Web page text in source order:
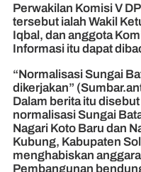
Perwakilan Komisi V
tersebut ialah Wakil
Iqbal, dan anggota
Informasi itu dapat
“Normalisasi Sungai
dikerjakan”
Dalam berita itu
normalisasi Sungai
Nagari Koto Baru dan
Kubung, Kabupaten
menghabiskan
Pembangunan